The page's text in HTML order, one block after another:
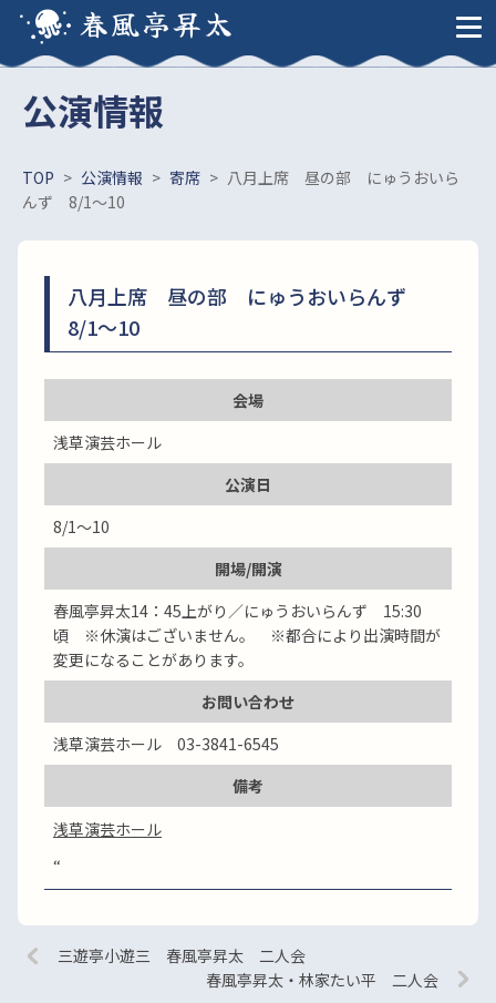
春風亭昇太
公演情報
TOP > 公演情報 > 寄席 > 八月上席 昼の部 にゅうおいら
んず 8/1～10
八月上席 昼の部 にゅうおいらんず
8/1～10
会場
浅草演芸ホール
公演日
8/1～10
開場/開演
春風亭昇太14：45上がり／にゅうおいらんず 15:30
頃 ※休演はございません。 ※都合により出演時間が
変更になることがあります。
お問い合わせ
浅草演芸ホール 03-3841-6545
備考
浅草演芸ホール
“
三遊亭小遊三 春風亭昇太 二人会
春風亭昇太・林家たい平 二人会